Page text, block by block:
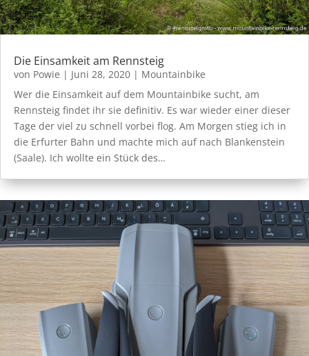
Die Einsamkeit am Rennsteig
von Powie | Juni 28, 2020 | Mountainbike
Wer die Einsamkeit auf dem Mountainbike sucht, am
Rennsteig findet ihr sie definitiv. Es war wieder einer dieser
Tage der viel zu schnell vorbei flog. Am Morgen stieg ich in
die Erfurter Bahn und machte mich auf nach Blankenstein
(Saale). Ich wollte ein Stück des…